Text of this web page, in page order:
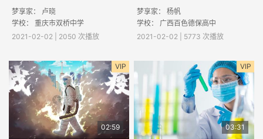
梦享家： 卢晓
学校： 重庆市双桥中学
2021-02-02 | 2050 次播放
梦享家： 杨帆
学校： 广西百色德保高中
2021-02-02 | 5773 次播放
VIP
02:59
VIP
03:31